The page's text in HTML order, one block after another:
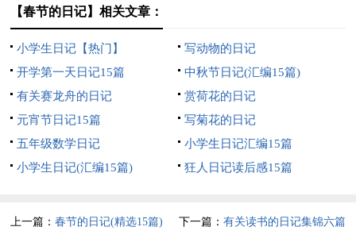
【春节的日记】相关文章：
小学生日记【热门】
写动物的日记
开学第一天日记15篇
中秋节日记(汇编15篇)
有关赛龙舟的日记
赏荷花的日记
元宵节日记15篇
写菊花的日记
五年级数学日记
小学生日记汇编15篇
小学生日记(汇编15篇)
狂人日记读后感15篇
上一篇：春节的日记(精选15篇) 下一篇： 有关读书的日记集锦六篇